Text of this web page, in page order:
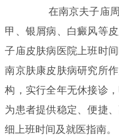
在南京夫子庙周
甲、银屑病、白癜风等
子庙皮肤病医院上班时
南京肤康皮肤病研究所
构，实行全年无休接诊
为患者提供稳定、便捷
细上班时间及就医指南。